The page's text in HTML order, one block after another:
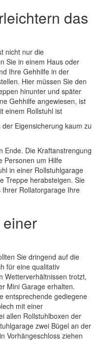
das
nicht nur die
Sie in einem Haus oder
Ihre Gehhilfe in der
Hier müssen Sie den
hinunter und später
Gehhilfe angewiesen, ist
einem Rollstuhl ist
Eigensicherung kaum zu
Ende. Die Kraftanstrengung
Personen um Hilfe
in einer Rollstuhlgarage
Treppe herabsteigen. Sie
Rollatorgarage Ihre
Sie dringend auf die
für eine qualitativ
Wetterverhältnissen trotzt,
Mini Garage erhalten.
entsprechende gediegene
mit einer
allen Rollstuhlboxen der
zwei Bügel an der
Vorhängeschloss ziehen